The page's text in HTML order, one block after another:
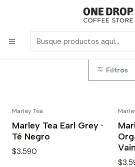
Inicio Marley
Marley Tea
Filtros
Marley Tea
Marley Tea Earl Grey ·
Té Negro
$3.590